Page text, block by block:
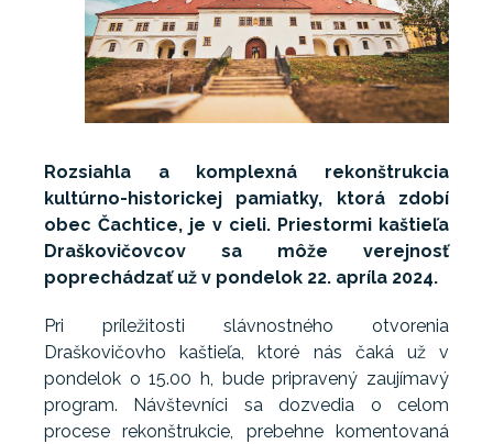
Rozsiahla a komplexná rekonštrukcia
kultúrno-historickej pamiatky, ktorá zdobí
obec Čachtice, je v cieli. Priestormi kaštieľa
Draškovičovcov sa môže verejnosť
poprechádzať už v pondelok 22. apríla 2024.
Pri príležitosti slávnostného otvorenia
Draškovičovho kaštieľa, ktoré nás čaká už v
pondelok o 15.00 h, bude pripravený zaujímavý
program. Návštevníci sa dozvedia o celom
procese rekonštrukcie, prebehne komentovaná